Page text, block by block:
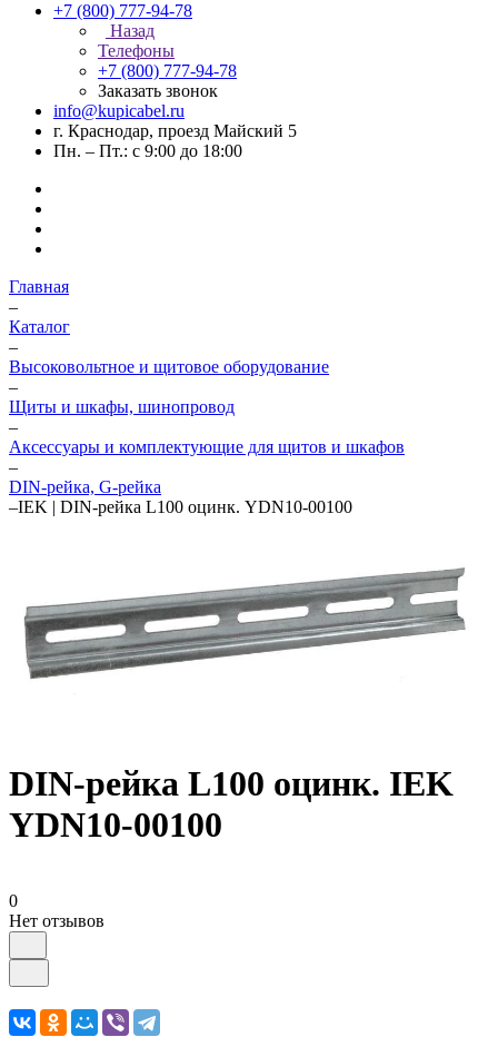
+7 (800) 777-94-78
Назад
Телефоны
+7 (800) 777-94-78
Заказать звонок
info@kupicabel.ru
г. Краснодар, проезд Майский 5
Пн. – Пт.: с 9:00 до 18:00
Главная
–
Каталог
–
Высоковольтное и щитовое оборудование
–
Щиты и шкафы, шинопровод
–
Аксессуары и комплектующие для щитов и шкафов
–
DIN-рейка, G-рейка
–IEK | DIN-рейка L100 оцинк. YDN10-00100
DIN-рейка L100 оцинк. IEK
YDN10-00100
0
Нет отзывов